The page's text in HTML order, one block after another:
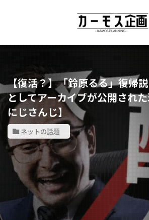
【復活？】「鈴原るる」復帰
としてアーカイブが公開され
にじさんじ】
ネットの話題